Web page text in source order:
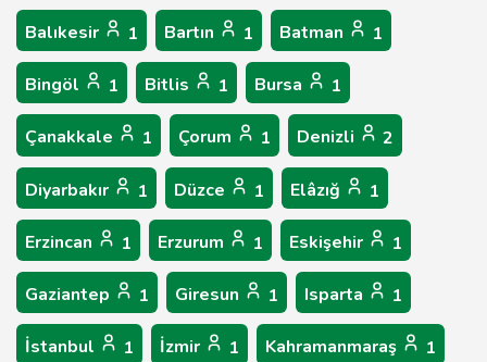
Balıkesir 1 Bartın 1 Batman 1
Bingöl 1 Bitlis 1 Bursa 1
Çanakkale 1 Çorum 1 Denizli 2
Diyarbakır 1 Düzce 1 Elâzığ 1
Erzincan 1 Erzurum 1 Eskişehir 1
Gaziantep 1 Giresun 1 Isparta 1
İstanbul 1 İzmir 1 Kahramanmaraş 1